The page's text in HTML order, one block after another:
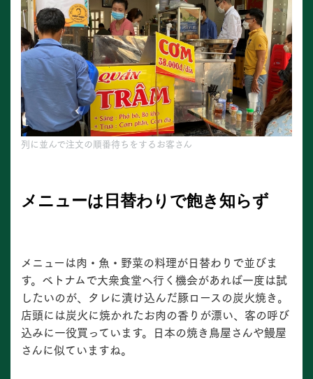
列に並んで注文の順番待ちをするお客さん
メニューは日替わりで飽き知らず
メニューは肉・魚・野菜の料理が日替わりで並びま
す。ベトナムで大衆食堂へ行く機会があれば一度は試
したいのが、タレに漬け込んだ豚ロースの炭火焼き。
店頭には炭火に焼かれたお肉の香りが漂い、客の呼び
込みに一役買っています。日本の焼き鳥屋さんや鰻屋
さんに似ていますね。